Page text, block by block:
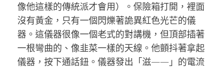
像他這樣的傳統派才會用）。保險箱打開，裡面
沒有黃金，只有一個閃爍著詭異紅色光芒的儀
器。這儀器很像一個老式的對講機，但頂部插著
一根彎曲的、像韭菜一樣的天線。他顫抖著拿起
儀器，按下通話鈕。儀器發出「滋——」的電流